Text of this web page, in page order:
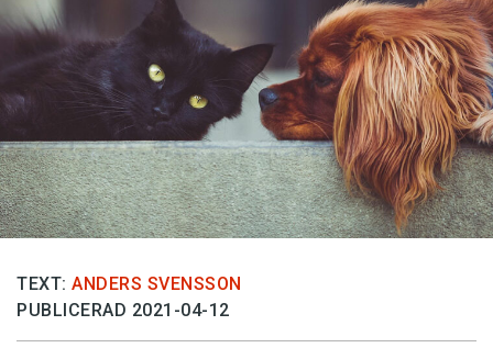
TEXT: ANDERS SVENSSON
PUBLICERAD 2021-04-12